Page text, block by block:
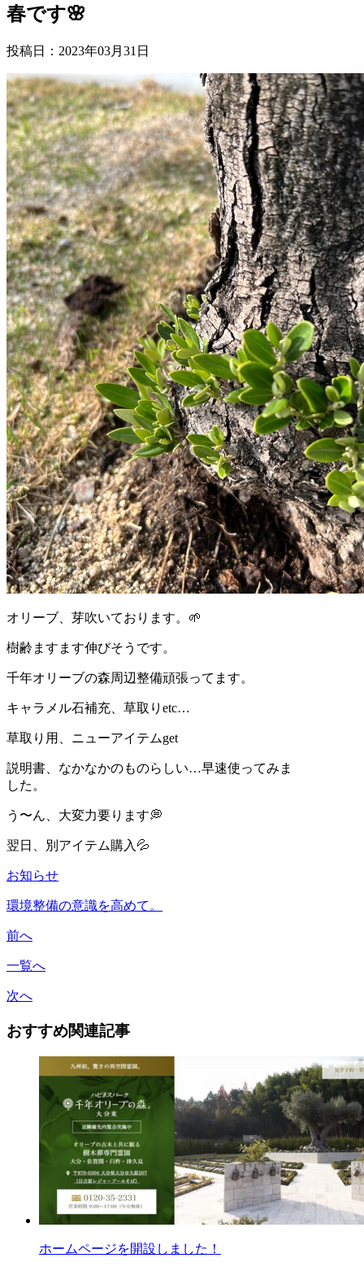
春です🌸
投稿日：2023年03月31日
オリーブ、芽吹いております。 🌱
樹齢ますます伸びそうです。
千年オリーブの森周辺整備頑張ってます。
キャラメル石補充、草取り etc…
草取り用、ニューアイテムget
説明書、なかなかのものらしい…早速使ってみま
した。
う〜ん、大変力要ります💭
翌日、別アイテム購入 💦
お知らせ
環境整備の意識を高めて。
前へ
一覧へ
次へ
おすすめ関連記事
ホームページを開設しました！